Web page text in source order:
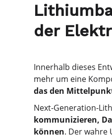
der
Innerhalb dieses
mehr um eine
das den
Next-Generation-
kommunizieren,
können. Der wahre